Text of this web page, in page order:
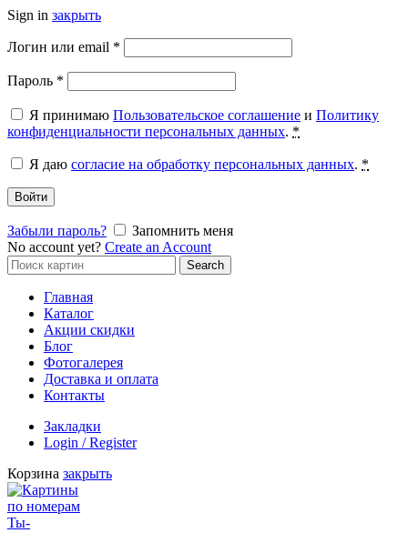
Sign in закрыть
Логин или email *
Пароль *
Я принимаю Пользовательское соглашение и Политику
конфиденциальности персональных данных. *
Я даю согласие на обработку персональных данных. *
Войти
Забыли пароль?
Запомнить меня
No account yet? Create an Account
Search
for:
Search
Главная
Каталог
Акции скидки
Блог
Фотогалерея
Доставка и оплата
Контакты
Закладки
Login / Register
Корзина закрыть